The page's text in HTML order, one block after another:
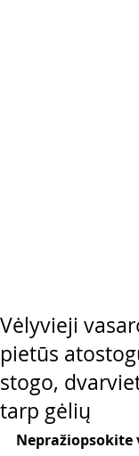
Vėlyvieji
pietūs
stogo,
tarp gėlių
Nepražiopsokite